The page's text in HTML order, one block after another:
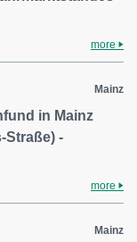
more
Mainz
in Mainz
Straße) -
more
Mainz